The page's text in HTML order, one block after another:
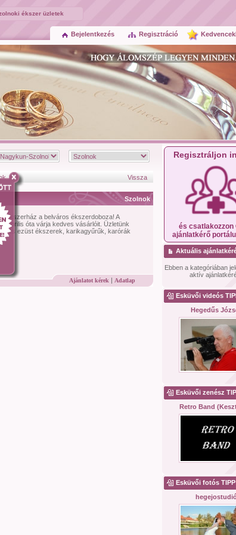
ékszer üzletek
Regisztráció
Bejelentkezés
Vissza
Szolnok
Ékszerház a belváros ékszerdoboza! A
április óta várja kedves vásárlóit. Üzletünk
és ezüst ékszerek, karikagyűrűk, karórák
Ajánlatot kérek | Adatlap
Regisztráljon
és csatlakozzon
ajánlatkérő
Aktuális
Ebben a kategóriában
aktív
Esküvői videós
Hegedűs
Esküvői zenész
Retro Band
Esküvői fotós TIPP